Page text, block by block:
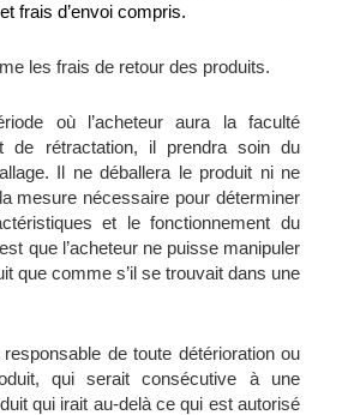
frais d’envoi compris.
les frais de retour des produits.
où l’acheteur aura la faculté
de rétractation, il prendra soin du
Il ne déballera le produit ni ne
mesure nécessaire pour déterminer
et le fonctionnement du
que l’acheteur ne puisse manipuler
que comme s’il se trouvait dans une
responsable de toute détérioration ou
qui serait consécutive à une
qui irait au-delà ce qui est autorisé